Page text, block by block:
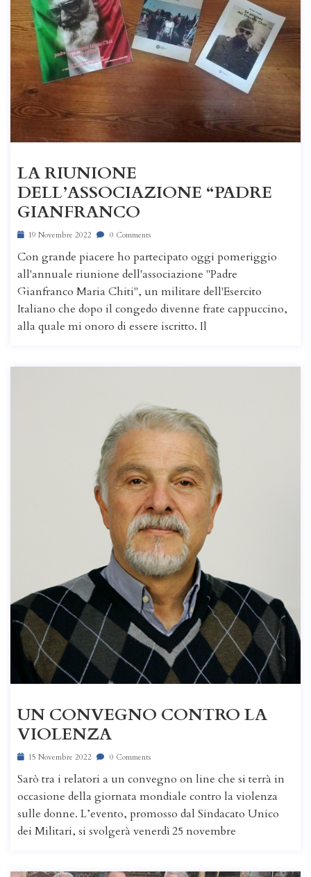
LA RIUNIONE
DELL’ASSOCIAZIONE “PADRE
GIANFRANCO
19 Novembre 2022 0 Comments
Con grande piacere ho partecipato oggi pomeriggio
all'annuale riunione dell'associazione "Padre
Gianfranco Maria Chiti", un militare dell'Esercito
Italiano che dopo il congedo divenne frate cappuccino,
alla quale mi onoro di essere iscritto. Il
UN CONVEGNO CONTRO LA
VIOLENZA
15 Novembre 2022 0 Comments
Sarò tra i relatori a un convegno on line che si terrà in
occasione della giornata mondiale contro la violenza
sulle donne. L’evento, promosso dal Sindacato Unico
dei Militari, si svolgerà venerdì 25 novembre